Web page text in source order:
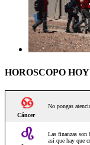
HOROSCOPO HOY